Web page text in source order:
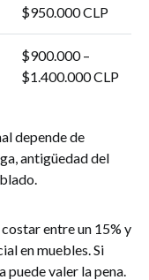
$950.000 CLP
$900.000 –
$1.400.000 CLP
depende de
antigüedad del
entre un 15% y
en muebles. Si
puede valer la pena.